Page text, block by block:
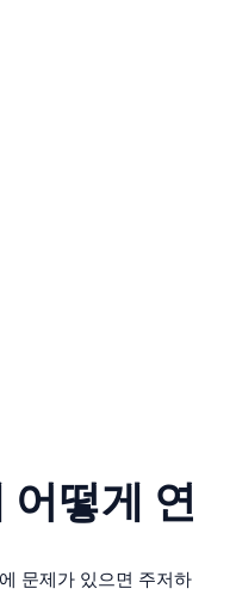
떻게 연
문제가 있으면 주저하